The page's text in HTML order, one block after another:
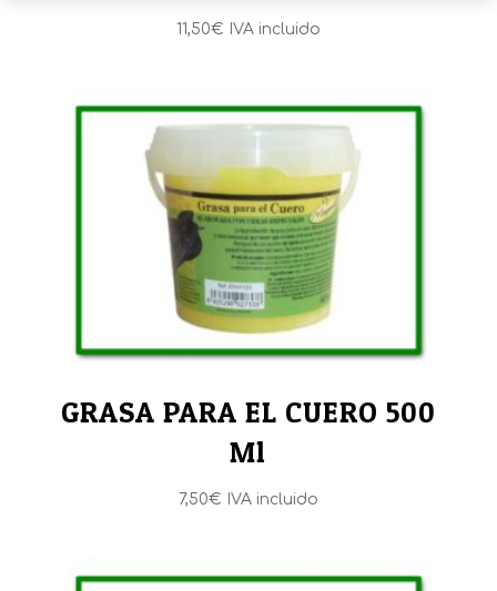
11,50€ IVA incluido
GRASA PARA EL CUERO 500
Ml
7,50€ IVA incluido